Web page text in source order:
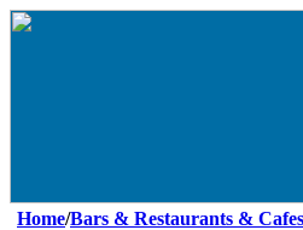
Home/Bars & Restaurants & Cafes